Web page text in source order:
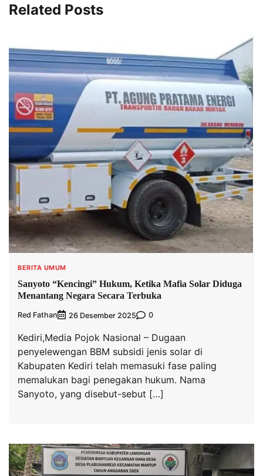
Related Posts
BERITA UMUM
Sanyoto “Kencingi” Hukum, Ketika Mafia Solar Diduga
Menantang Negara Secara Terbuka
Red Fathan 26 Desember 2025 0
Kediri,Media Pojok Nasional – Dugaan
penyelewengan BBM subsidi jenis solar di
Kabupaten Kediri telah memasuki fase paling
memalukan bagi penegakan hukum. Nama
Sanyoto, yang disebut-sebut […]